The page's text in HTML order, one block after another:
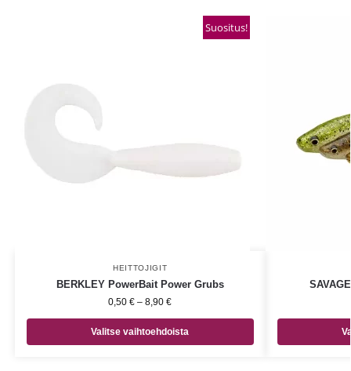
Suositus!
HEITTOJIGIT
BERKLEY PowerBait Power Grubs
0,50€ – 8,90€
Valitse vaihtoehdoista